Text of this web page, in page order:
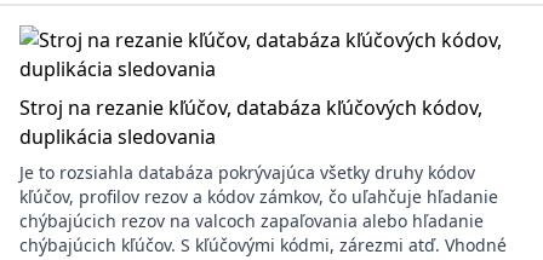
Stroj na rezanie kľúčov, databáza kľúčových kódov,
duplikácia sledovania
Je to rozsiahla databáza pokrývajúca všetky druhy kódov
kľúčov, profilov rezov a kódov zámkov, čo uľahčuje hľadanie
chýbajúcich rezov na valcoch zapaľovania alebo hľadanie
chýbajúcich kľúčov. S kľúčovými kódmi, zárezmi atď. Vhodné